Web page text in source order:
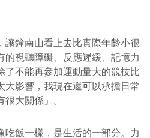
讓鐘南山看上去比實際年齡小很
的視聽障礙、反應遲緩、記憶力
了不能再參加運動量大的競技比
大影響，我現在還可以承擔日常
大關係」。
吃飯一樣，是生活的一部分。力